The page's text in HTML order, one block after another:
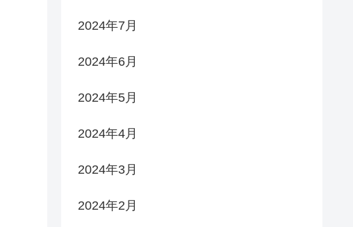
2024年7月
2024年6月
2024年5月
2024年4月
2024年3月
2024年2月